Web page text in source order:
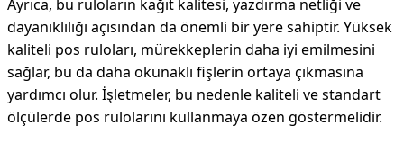
Ayrıca, bu ruloların kağıt kalitesi, yazdırma netliği ve
dayanıklılığı açısından da önemli bir yere sahiptir. Yüksek
kaliteli pos ruloları, mürekkeplerin daha iyi emilmesini
sağlar, bu da daha okunaklı fişlerin ortaya çıkmasına
yardımcı olur. İşletmeler, bu nedenle kaliteli ve standart
ölçülerde pos rulolarını kullanmaya özen göstermelidir.